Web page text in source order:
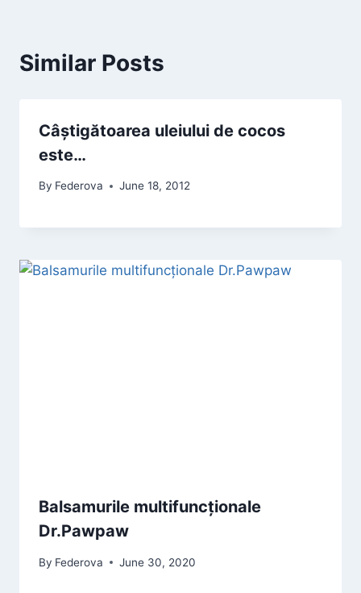
Similar Posts
Câștigătoarea uleiului de cocos
este…
By Federova June 18, 2012
Balsamurile multifuncționale
Dr.Pawpaw
By Federova June 30, 2020